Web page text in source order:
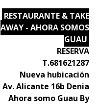
RESTAURANTE & TAKE
AWAY - AHORA SOMOS
GUAU
RESERVA
T.681621287
Nueva hubicación
Av. Alicante 16b Denia
Ahora somo Guau By